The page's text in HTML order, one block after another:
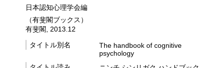
日本認知心理学会編
（有斐閣ブックス）
有斐閣, 2013.12
タイトル別名
The handbook of cognitive
psychology